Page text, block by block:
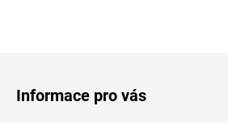
Informace pro vás